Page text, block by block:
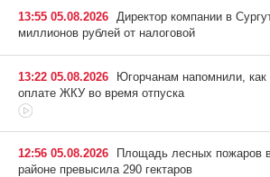
13:55 05.08.2026 Директор компании в
миллионов рублей от налоговой
13:22 05.08.2026
Югорчанам напомнили, как
оплате ЖКУ во время отпуска
12:56 05.08.2026
Площадь лесных пожаров
районе превысила 290 гектаров